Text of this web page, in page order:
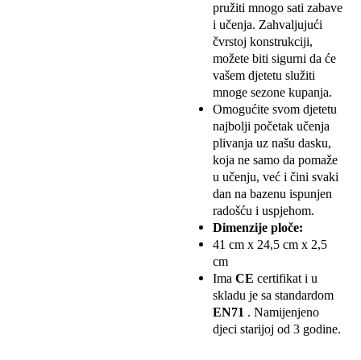
pružiti mnogo sati zabave
i učenja. Zahvaljujući
čvrstoj konstrukciji,
možete biti sigurni da će
vašem djetetu služiti
mnoge sezone kupanja.
Omogućite svom djetetu
najbolji početak učenja
plivanja uz našu dasku,
koja ne samo da pomaže
u učenju, već i čini svaki
dan na bazenu ispunjen
radošću i uspjehom.
Dimenzije ploče:
41 cm x 24,5 cm x 2,5
cm
Ima CE certifikat i u
skladu je sa standardom
EN71 . Namijenjeno
djeci starijoj od 3 godine.